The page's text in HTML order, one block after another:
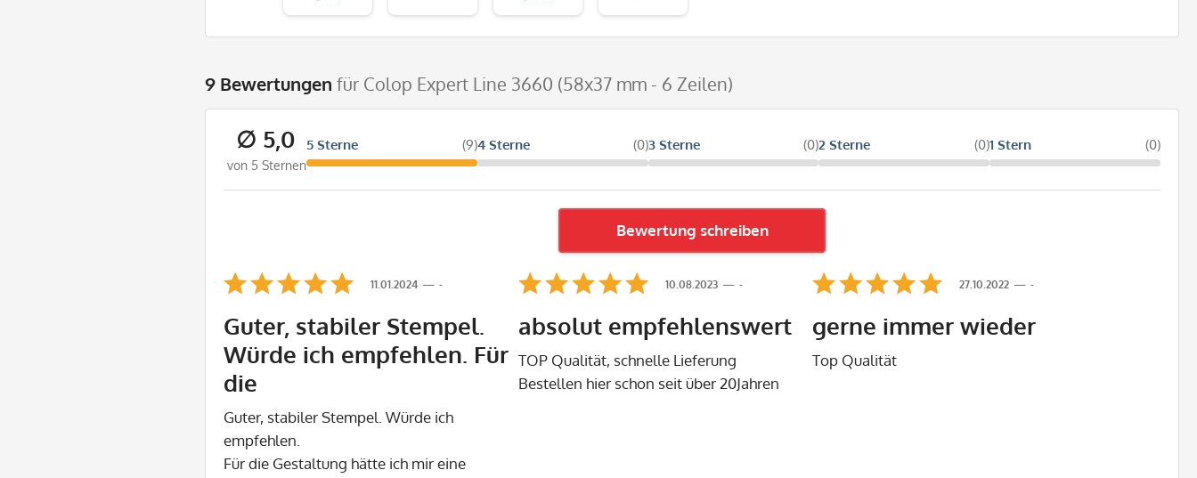
9 Bewertungen für Colop Expert Line 3660 (58x37 mm - 6 Zeilen)
∅ 5,0
von 5 Sternen
5 Sterne (9)4 Sterne (0)3 Sterne (0)2 Sterne (0)1 Stern (0)
Bewertung schreiben
-
11.01.2024
Guter, stabiler Stempel.
Würde ich empfehlen. Für
die
Guter, stabiler Stempel. Würde ich
empfehlen.
Für die Gestaltung hätte ich mir eine
-
10.08.2023
absolut empfehlenswert
TOP Qualität, schnelle Lieferung
Bestellen hier schon seit über 20Jahren
-
27.10.2022
gerne immer wieder
Top Qualität